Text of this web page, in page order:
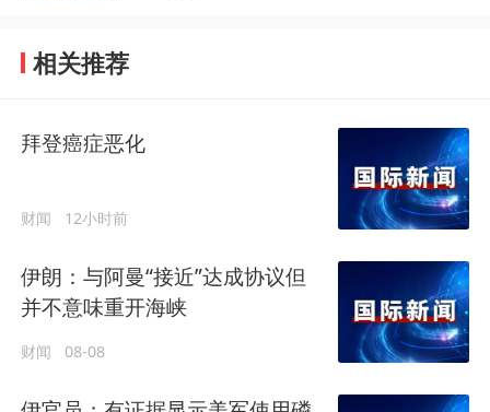
相关推荐
拜登癌症恶化
财闻 12小时前
伊朗：与阿曼“接近”达成协议但
并不意味重开海峡
财闻 08-08